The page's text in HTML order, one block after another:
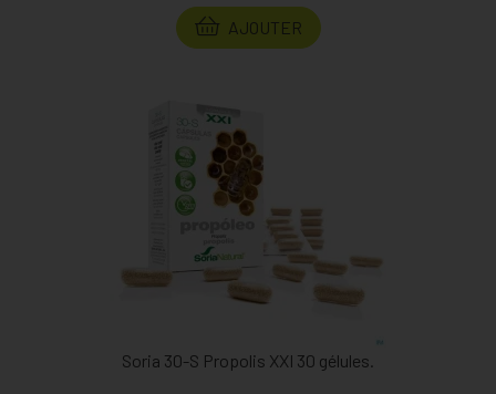
AJOUTER
Soria 30-S Propolis XXI 30 gélules.